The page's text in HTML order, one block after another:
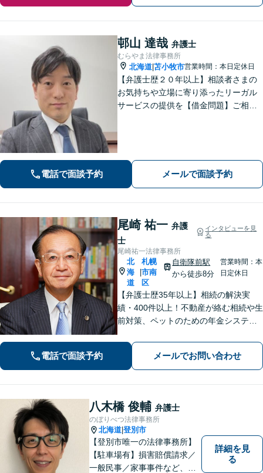
邨山 達哉 弁護士
むらやま法律事務所
北海道 苫小牧市営業時間：本日定休日
【弁護士歴２０年以上】相談者さまの
お気持ちや立場に寄り添ったリーガル
サービスの提供を【借金問題】ご相談
電話で面談予約 メールで面談予約
尾崎 祐一 弁護
士
インタビューを見
る
尾崎祐一法律事務所
北
海
道
札幌
市南
区
自衛隊前駅
から徒歩8分
営業時間：本
日定休日
【弁護士歴35年以上】相続の解決実
績・400件以上！不動産が絡む相続や生
前対策、ペットのための年金システム
金・刑事事件・不動産トラブルなど幅
広く対応。依頼者の背景に潜む原因を
しっかり把握することを心がけていま
す。
電話で面談予約 メールでお問い合わせ
八木橋 俊輔 弁護士
のぼりべつ法律事務所
北海道 登別市
【登別市唯一の法律事務所】
【駐車場有】損害賠償請求／
一般民事／家事事件など、幅
詳細を見
る